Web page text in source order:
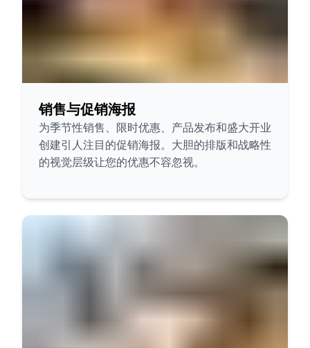
销售与促销海报
为季节性销售、限时优惠、产品发布和盛大开业
创建引人注目的促销海报。大胆的排版和战略性
的视觉层级让您的优惠不容忽视。